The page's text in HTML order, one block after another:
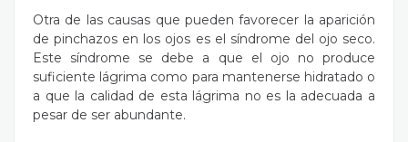
Otra de las causas que pueden favorecer la aparición
de pinchazos en los ojos es el síndrome del ojo seco.
Este síndrome se debe a que el ojo no produce
suficiente lágrima como para mantenerse hidratado o
a que la calidad de esta lágrima no es la adecuada a
pesar de ser abundante.